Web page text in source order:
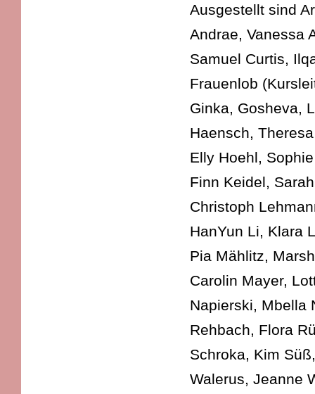
Ausgestellt sind
Andrae, Vanessa
Samuel Curtis,
Frauenlob
Ginka, Gosheva,
Haensch,
Elly Hoehl,
Finn Keidel,
Christoph
HanYun Li, Klara
Pia Mählitz,
Carolin Mayer,
Napierski, Mbella
Rehbach, Flora
Schroka, Kim
Walerus, Jeanne